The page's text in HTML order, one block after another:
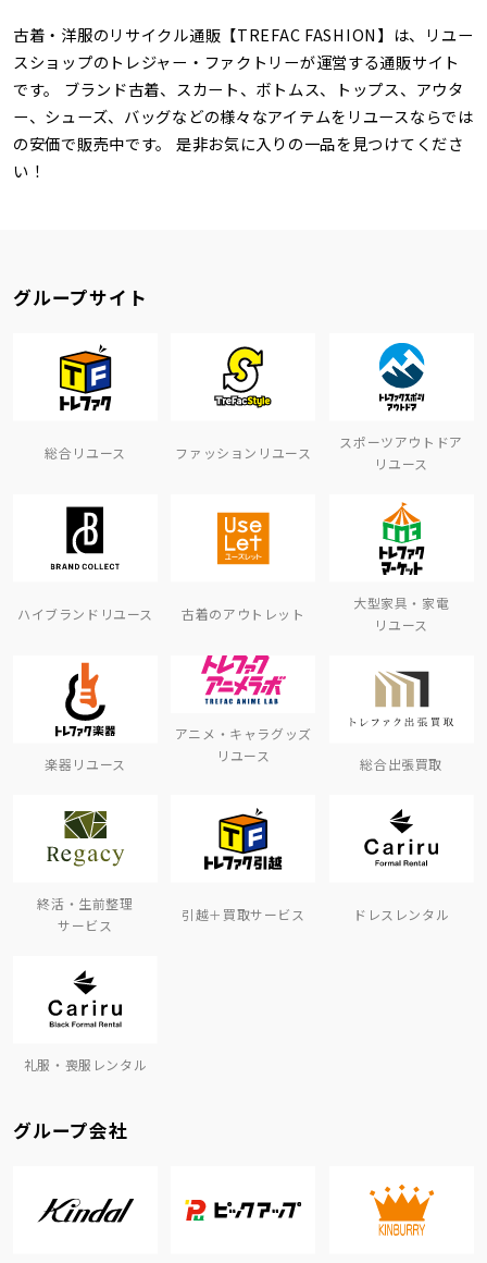
古着・洋服のリサイクル通販【TREFAC FASHION】は、リユー
スショップのトレジャー・ファクトリーが運営する通販サイト
です。 ブランド古着、スカート、ボトムス、トップス、アウタ
ー、シューズ、バッグなどの様々なアイテムをリユースならでは
の安価で販売中です。 是非お気に入りの一品を見つけてくださ
い！
グループサイト
総合リユース ファッションリユース
スポーツアウトドア
リユース
ハイブランドリユース 古着のアウトレット
大型家具・家電
リユース
楽器リユース
アニメ・キャラグッズ
リユース
総合出張買取
終活・生前整理
サービス
引越＋買取サービス ドレスレンタル
礼服・喪服レンタル
グループ会社